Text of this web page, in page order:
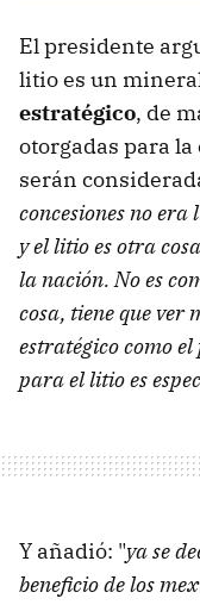
El presidente
litio es un
estratégico, de
otorgadas para
serán
concesiones no
y el litio es otra
la nación. No es
cosa, tiene que ver
estratégico como el
para el litio es
Y añadió: "ya se
beneficio de los